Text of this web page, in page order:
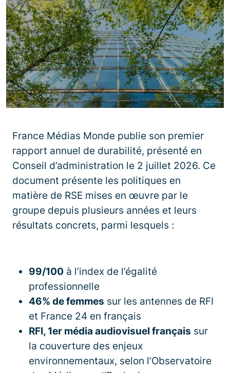
France Médias Monde publie son premier
rapport annuel de durabilité, présenté en
Conseil d’administration le 2 juillet 2026. Ce
document présente les politiques en
matière de RSE mises en œuvre par le
groupe depuis plusieurs années et leurs
résultats concrets, parmi lesquels :
99/100 à l’index de l’égalité
professionnelle
46% de femmes sur les antennes de RFI
et France 24 en français
RFI, 1er média audiovisuel français sur
la couverture des enjeux
environnementaux, selon l’Observatoire